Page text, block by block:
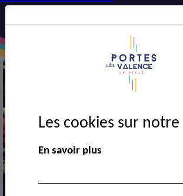
Les cookies sur notre
En savoir plus